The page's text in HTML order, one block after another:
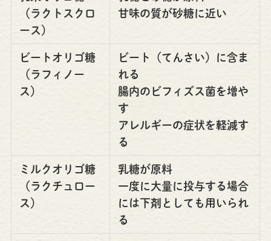
（ラクトスクロ
ース）
甘味の質が砂糖に近い
ビートオリゴ糖
（ラフィノー
ス）
ビート（てんさい）に含ま
れる
腸内のビフィズス菌を増や
す
アレルギーの症状を軽減す
る
ミルクオリゴ糖
（ラクチュロー
ス）
乳糖が原料
一度に大量に投与する場合
には下剤としても用いられ
る